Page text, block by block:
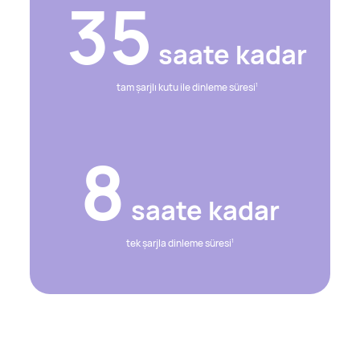
35 saate kadar
tam şarjlı kutu ile dinleme süresi1
8 saate kadar
tek şarjla dinleme süresi1